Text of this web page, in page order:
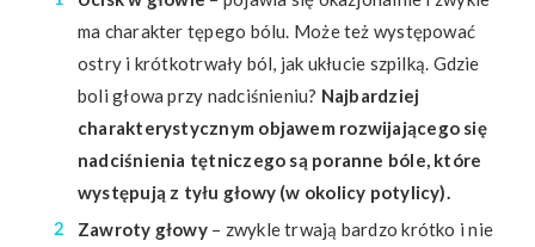
ma charakter tępego bólu. Może też występować
ostry i krótkotrwały ból, jak ukłucie szpilką. Gdzie
boli głowa przy nadciśnieniu? Najbardziej
charakterystycznym objawem rozwijającego się
nadciśnienia tętniczego są poranne bóle, które
występują z tyłu głowy (w okolicy potylicy).
Zawroty głowy– zwykle trwają bardzo krótko i nie